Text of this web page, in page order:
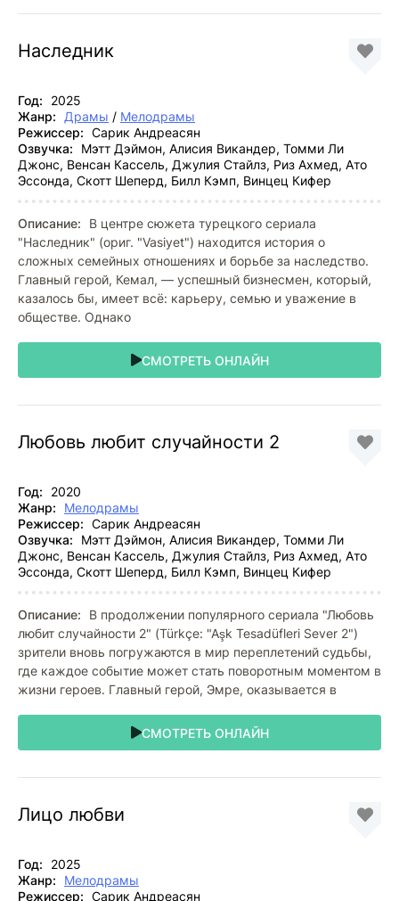
Наследник
Год:
2025
Жанр:
Драмы / Мелодрамы
Режиссер: Сарик Андреасян
Озвучка:
Мэтт Дэймон, Алисия Викандер, Томми Ли
Джонс, Венсан Кассель, Джулия Стайлз, Риз Ахмед, Ато
Эссонда, Скотт Шеперд, Билл Кэмп, Винцец Кифер
Описание:
В центре сюжета турецкого сериала
"Наследник" (ориг. "Vasiyet") находится история о
сложных семейных отношениях и борьбе за наследство.
Главный герой, Кемал, — успешный бизнесмен, который,
казалось бы, имеет всё: карьеру, семью и уважение в
обществе. Однако
СМОТРЕТЬ ОНЛАЙН
Любовь любит случайности 2
Год:
2020
Жанр:
Мелодрамы
Режиссер: Сарик Андреасян
Озвучка:
Мэтт Дэймон, Алисия Викандер, Томми Ли
Джонс, Венсан Кассель, Джулия Стайлз, Риз Ахмед, Ато
Эссонда, Скотт Шеперд, Билл Кэмп, Винцец Кифер
Описание:
В продолжении популярного сериала "Любовь
любит случайности 2" (Türkçe: "Aşk Tesadüfleri Sever 2")
зрители вновь погружаются в мир переплетений судьбы,
где каждое событие может стать поворотным моментом в
жизни героев. Главный герой, Эмре, оказывается в
СМОТРЕТЬ ОНЛАЙН
Лицо любви
Год:
2025
Жанр:
Мелодрамы
Режиссер: Сарик Андреасян